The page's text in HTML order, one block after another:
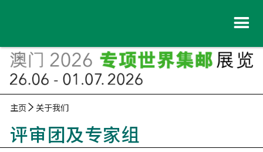
主页 关于我们
评审团及专家组